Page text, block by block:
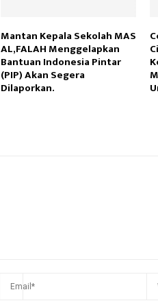
Mantan Kepala Sekolah MAS
AL,FALAH Menggelapkan
Bantuan Indonesia Pintar
(PIP) Akan Segera
Dilaporkan.